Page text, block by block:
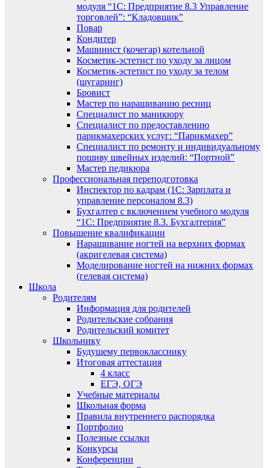
модуля “1С: Предприятие 8.3 Управление
торговлей”: “Кладовщик”
Повар
Кондитер
Машинист (кочегар) котельной
Косметик-эстетист по уходу за лицом
Косметик-эстетист по уходу за телом
(шугаринг)
Бровист
Мастер по наращиванию ресниц
Специалист по маникюру
Специалист по предоставлению
парикмахерских услуг: “Парикмахер”
Специалист по ремонту и индивидуальному
пошиву швейных изделий: “Портной”
Мастер педикюра
Профессиональная переподготовка
Инспектор по кадрам (1С: Зарплата и
управление персоналом 8.3)
Бухгалтер с включением учебного модуля
“1С: Предприятие 8.3. Бухгалтерия”
Повышение квалификации
Наращивание ногтей на верхних формах
(акригелевая система)
Моделирование ногтей на нижних формах
(гелевая система)
Школа
Родителям
Информация для родителей
Родительские собрания
Родительский комитет
Школьнику
Будущему первокласснику
Итоговая аттестация
4 класс
ЕГЭ, ОГЭ
Учебные материалы
Школьная форма
Правила внутреннего распорядка
Портфолио
Полезные ссылки
Конкурсы
Конференции